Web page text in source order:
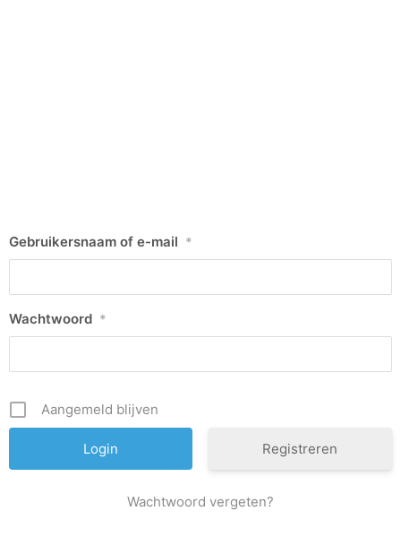
Gebruikersnaam of e-mail *
Wachtwoord *
Aangemeld blijven
Registreren
Wachtwoord vergeten?